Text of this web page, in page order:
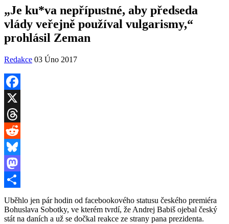
„Je ku*va nepřípustné, aby předseda
vlády veřejně používal vulgarismy,“
prohlásil Zeman
Redakce 03 Úno 2017
Facebook
X
Threads
Reddit
Bluesky
Mastodon
Share
Uběhlo jen pár hodin od facebookového statusu českého premiéra
Bohuslava Sobotky, ve kterém tvrdí, že Andrej Babiš ojebal český
stát na daních a už se dočkal reakce ze strany pana prezidenta.